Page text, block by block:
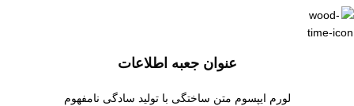
عنوان جعبه اطلاعات
لورم ایپسوم متن ساختگی با تولید سادگی نامفهوم